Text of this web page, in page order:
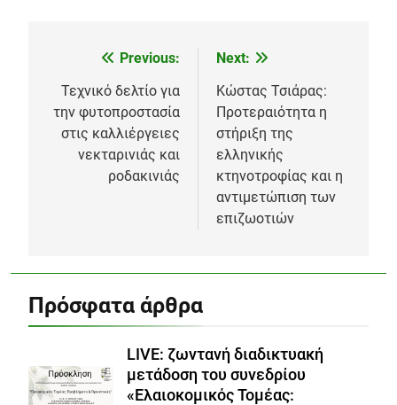
Πλοήγηση
άρθρων
Previous:
Τεχνικό δελτίο για
την φυτοπροστασία
στις καλλιέργειες
νεκταρινιάς και
ροδακινιάς
Next:
Κώστας Τσιάρας:
Προτεραιότητα η
στήριξη της
ελληνικής
κτηνοτροφίας και η
αντιμετώπιση των
επιζωοτιών
Πρόσφατα άρθρα
LIVE: ζωντανή διαδικτυακή
μετάδοση του συνεδρίου
«Ελαιοκομικός Τομέας: